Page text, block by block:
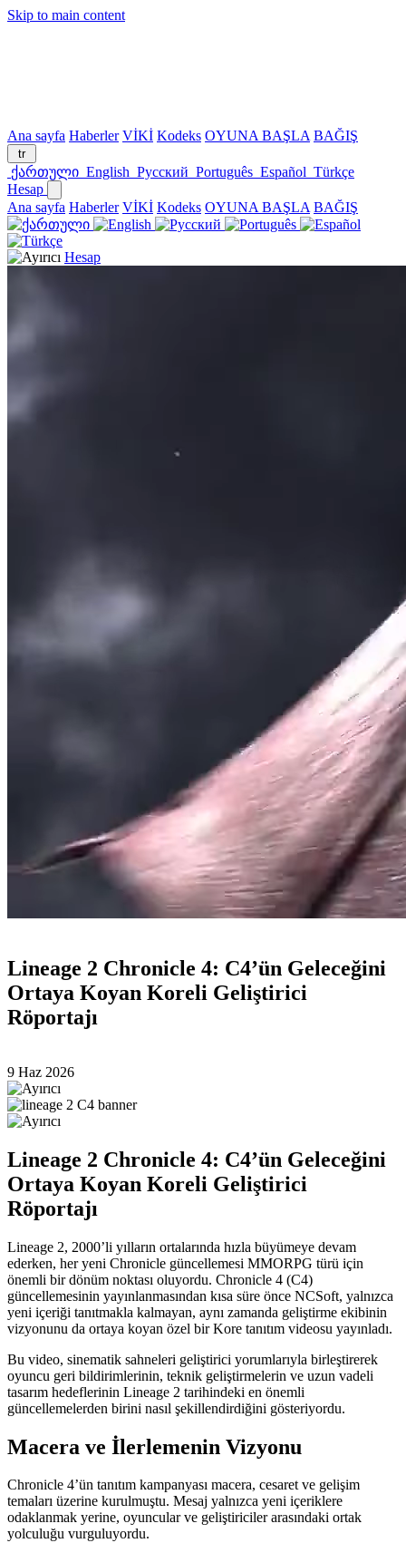
Skip to main content
Ana sayfa Haberler VİKİ Kodeks OYUNA BAŞLA BAĞIŞ
tr
ქართული English Русский Português Español Türkçe
Hesap
Ana sayfa Haberler VİKİ Kodeks OYUNA BAŞLA BAĞIŞ
Hesap
Lineage 2 Chronicle 4: C4’ün Geleceğini
Ortaya Koyan Koreli Geliştirici
Röportajı
9 Haz 2026
Lineage 2 Chronicle 4: C4’ün Geleceğini
Ortaya Koyan Koreli Geliştirici
Röportajı
Lineage 2, 2000’li yılların ortalarında hızla büyümeye devam
ederken, her yeni Chronicle güncellemesi MMORPG türü için
önemli bir dönüm noktası oluyordu. Chronicle 4 (C4)
güncellemesinin yayınlanmasından kısa süre önce NCSoft, yalnızca
yeni içeriği tanıtmakla kalmayan, aynı zamanda geliştirme ekibinin
vizyonunu da ortaya koyan özel bir Kore tanıtım videosu yayınladı.
Bu video, sinematik sahneleri geliştirici yorumlarıyla birleştirerek
oyuncu geri bildirimlerinin, teknik geliştirmelerin ve uzun vadeli
tasarım hedeflerinin Lineage 2 tarihindeki en önemli
güncellemelerden birini nasıl şekillendirdiğini gösteriyordu.
Macera ve İlerlemenin Vizyonu
Chronicle 4’ün tanıtım kampanyası macera, cesaret ve gelişim
temaları üzerine kurulmuştu. Mesaj yalnızca yeni içeriklere
odaklanmak yerine, oyuncular ve geliştiriciler arasındaki ortak
yolculuğu vurguluyordu.